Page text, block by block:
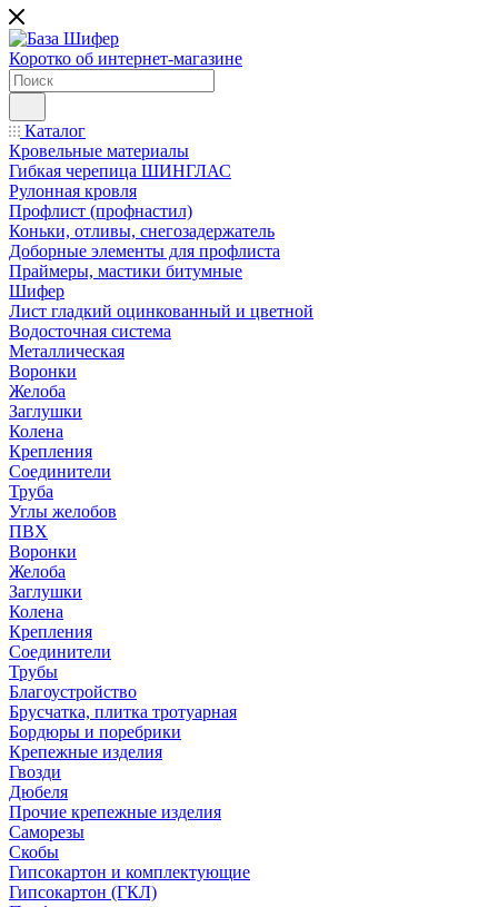
Коротко об интернет-магазине
Каталог
Кровельные материалы
Гибкая черепица ШИНГЛАС
Рулонная кровля
Профлист (профнастил)
Коньки, отливы, снегозадержатель
Доборные элементы для профлиста
Праймеры, мастики битумные
Шифер
Лист гладкий оцинкованный и цветной
Водосточная система
Металлическая
Воронки
Желоба
Заглушки
Колена
Крепления
Соединители
Труба
Углы желобов
ПВХ
Воронки
Желоба
Заглушки
Колена
Крепления
Соединители
Трубы
Благоустройство
Брусчатка, плитка тротуарная
Бордюры и поребрики
Крепежные изделия
Гвозди
Дюбеля
Прочие крепежные изделия
Саморезы
Скобы
Гипсокартон и комплектующие
Гипсокартон (ГКЛ)